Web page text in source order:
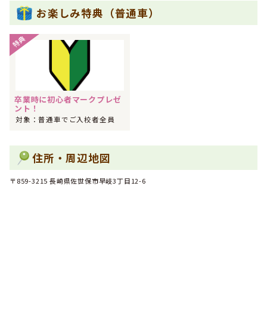
りました！
2020年03月
九州・沖縄で男性の専門学校生に人気のランキングで
りました！
九州・沖縄で女性のその他に人気のランキングで
2019年02月
九州・沖縄でその他に人気のランキングで
した！
2018年12月
九州・沖縄で女性のフリーターに人気のランキングで 1位
りました！
お楽しみ特典（普通車）
特典
卒業時に初心者マークプレゼ
ント！
対象：普通車でご入校者全員
住所・周辺地図
〒859-3215 長崎県佐世保市早岐3丁目12-6